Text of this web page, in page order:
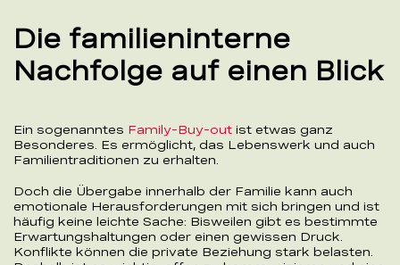
Die familieninterne
Nachfolge auf einen Blick
Ein sogenanntes Family-Buy-out ist etwas ganz
Besonderes. Es ermöglicht, das Lebenswerk und auch
Familientraditionen zu erhalten.
Doch die Übergabe innerhalb der Familie kann auch
emotionale Herausforderungen mit sich bringen und ist
häufig keine leichte Sache: Bisweilen gibt es bestimmte
Erwartungshaltungen oder einen gewissen Druck.
Konflikte können die private Beziehung stark belasten.